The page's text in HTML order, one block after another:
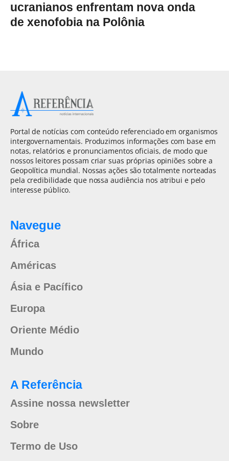
ucranianos enfrentam nova onda
de xenofobia na Polônia
Portal de notícias com conteúdo referenciado em organismos
intergovernamentais. Produzimos informações com base em
notas, relatórios e pronunciamentos oficiais, de modo que
nossos leitores possam criar suas próprias opiniões sobre a
Geopolítica mundial. Nossas ações são totalmente norteadas
pela credibilidade que nossa audiência nos atribui e pelo
interesse público.
Navegue
África
Américas
Ásia e Pacífico
Europa
Oriente Médio
Mundo
A Referência
Assine nossa newsletter
Sobre
Termo de Uso